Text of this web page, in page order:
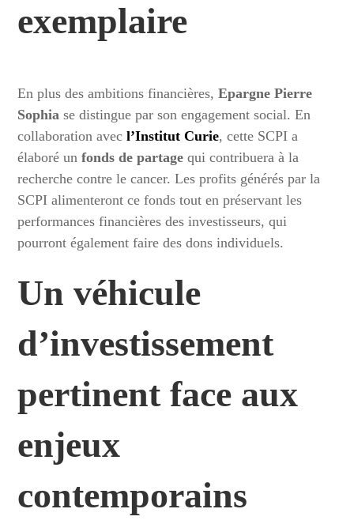
exemplaire
En plus des ambitions financières,Epargne Pierre
Sophia se distingue par son engagement social. En
collaboration avecl’Institut Curie, cette SCPI a
élaboré unfonds de partage qui contribuera à la
recherche contre le cancer. Les profits générés par la
SCPI alimenteront ce fonds tout en préservant les
performances financières des investisseurs, qui
pourront également faire des dons individuels.
Un véhicule
d’investissement
pertinent face aux
enjeux
contemporains